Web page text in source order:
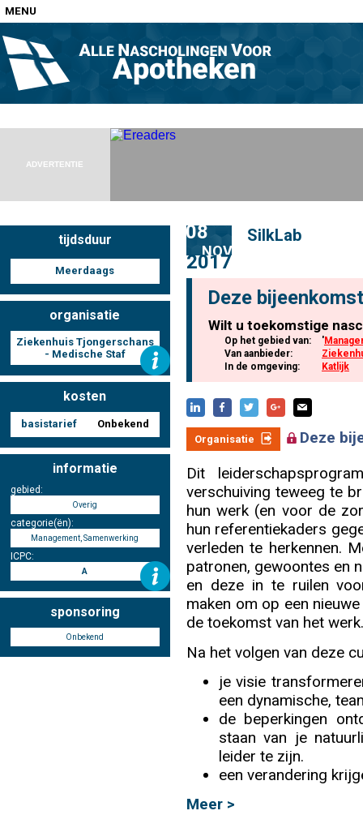
MENU
Home
Nascholingen op locatie (agenda)
Nascholingen online (elearning)
Nascholingen op aanvraag (in-company)
Nascholing aanmelden
Zoek op kaart
ADVERTENTIE
tijdsduur
Meerdaags
organisatie
Ziekenhuis Tjongerschans
- Medische Staf
kosten
basistarief Onbekend
informatie
gebied:
Overig
categorie(ën):
Management, Samenwerking
ICPC:
A
sponsoring
Onbekend
08
NOV
2017
SilkLab
Deze
Wilt u toekomstige
Op het gebied van: '
Van aanbieder:
In de omgeving:
Katlijk
Organisatie
Deze
Dit
verschuiving teweeg te
hun werk (en voor de
hun referentiekaders
verleden te herkennen.
patronen, gewoontes en
en deze in te ruilen
maken om op een
de toekomst van het werk.
Na het volgen van deze
je visie
een dynamische,
de beperkingen
staan van je
leider te zijn.
een verandering
Meer >